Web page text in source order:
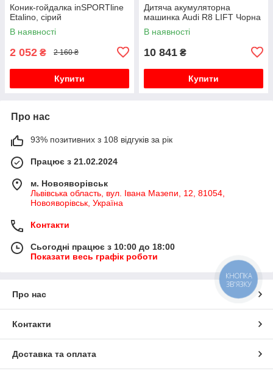
Коник-гойдалка inSPORTline
Etalino, сірий
В наявності
2 052 ₴ 2 160 ₴
Купити
Дитяча акумуляторна
машинка Audi R8 LIFT Чорна
В наявності
10 841 ₴
Купити
Про нас
93% позитивних з 108 відгуків за рік
Працює з 21.02.2024
м. Новояворівськ
Львівська область, вул. Івана Мазепи, 12, 81054,
Новояворівськ, Україна
Контакти
Сьогодні працює з 10:00 до 18:00
Показати весь графік роботи
Про нас
Контакти
Доставка та оплата
КНОПКА
ЗВ'ЯЗКУ